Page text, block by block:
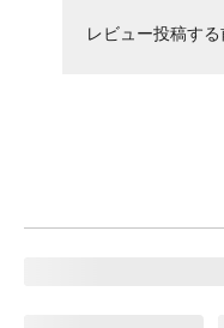
レビュー投稿す